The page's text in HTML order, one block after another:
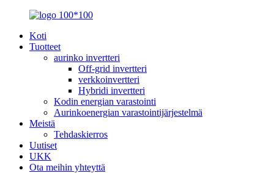
Koti
Tuotteet
aurinko invertteri
Off-grid invertteri
verkkoinvertteri
Hybridi invertteri
Kodin energian varastointi
Aurinkoenergian varastointijärjestelmä
Meistä
Tehdaskierros
Uutiset
UKK
Ota meihin yhteyttä